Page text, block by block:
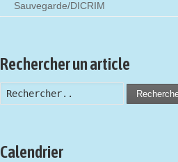
Sauvegarde/DICRIM
Rechercher un article
Calendrier